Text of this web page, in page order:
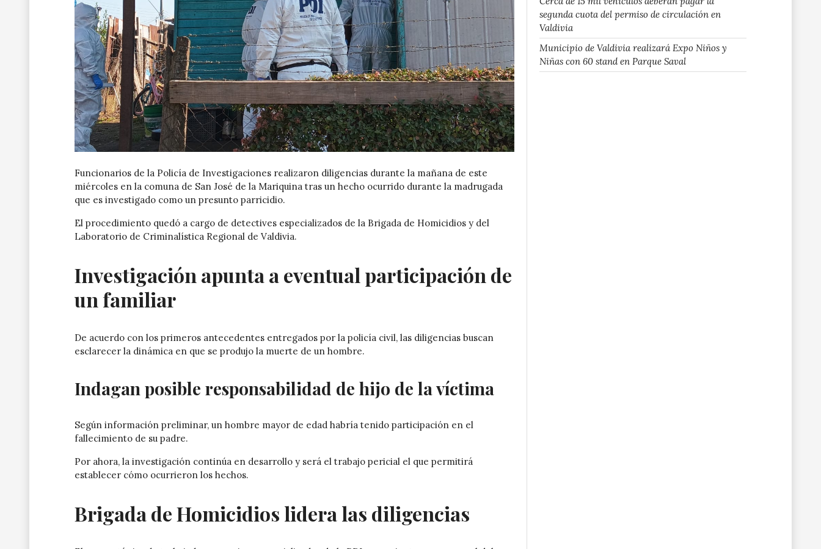
Funcionarios de la Policía de Investigaciones realizaron diligencias durante la mañana de este
miércoles en la comuna de San José de la Mariquina tras un hecho ocurrido durante la madrugada
que es investigado como un presunto parricidio.
El procedimiento quedó a cargo de detectives especializados de la Brigada de Homicidios y del
Laboratorio de Criminalística Regional de Valdivia.
Investigación apunta a eventual participación de
un familiar
De acuerdo con los primeros antecedentes entregados por la policía civil, las diligencias buscan
esclarecer la dinámica en que se produjo la muerte de un hombre.
Indagan posible responsabilidad de hijo de la víctima
Según información preliminar, un hombre mayor de edad habría tenido participación en el
fallecimiento de su padre.
Por ahora, la investigación continúa en desarrollo y será el trabajo pericial el que permitirá
establecer cómo ocurrieron los hechos.
Brigada de Homicidios lidera las diligencias
segunda cuota del permiso de circulación en
Valdivia
Municipio de Valdivia realizará Expo Niños y
Niñas con 60 stand en Parque Saval